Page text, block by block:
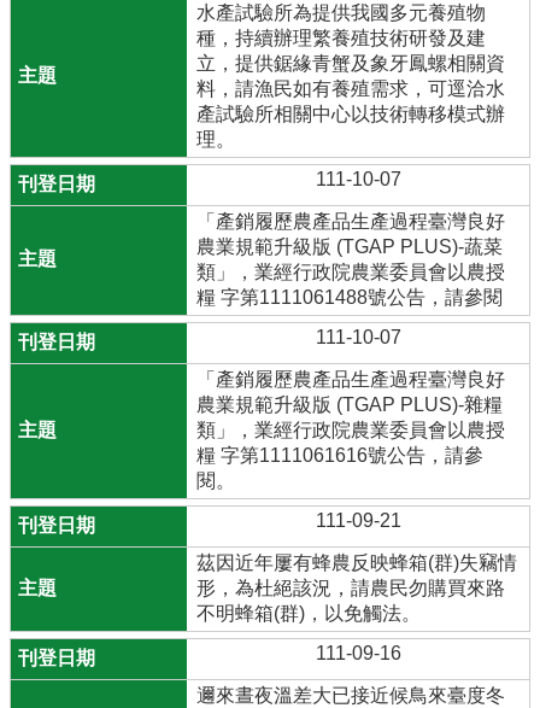
水產試驗所為提供我國多元養殖物
種，持續辦理繁養殖技術研發及建
立，提供鋸緣青蟹及象牙鳳螺相關資
料，請漁民如有養殖需求，可逕洽水
產試驗所相關中心以技術轉移模式辦
理。
111-10-07
「產銷履歷農產品生產過程臺灣良好
農業規範升級版 (TGAP PLUS)-蔬菜
類」，業經行政院農業委員會以農授
糧 字第1111061488號公告，請參閱
111-10-07
「產銷履歷農產品生產過程臺灣良好
農業規範升級版 (TGAP PLUS)-雜糧
類」，業經行政院農業委員會以農授
糧 字第1111061616號公告，請參
閱。
111-09-21
茲因近年屢有蜂農反映蜂箱(群)失竊情
形，為杜絕該況，請農民勿購買來路
不明蜂箱(群)，以免觸法。
111-09-16
邇來晝夜溫差大已接近候鳥來臺度冬